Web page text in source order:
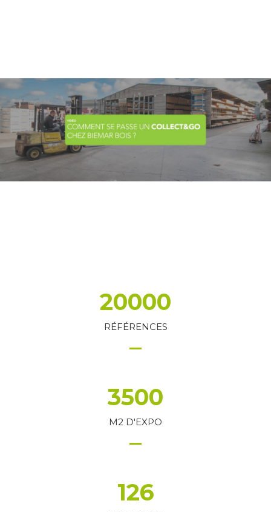
20000
RÉFÉRENCES
3500
M2 D'EXPO
126